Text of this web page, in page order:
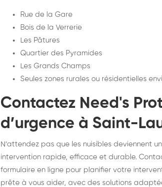
Rue de la Gare
Bois de la Verrerie
Les Pâtures
Quartier des Pyramides
Les Grands Champs
Seules zones rurales ou résidentielles
Contactez Need's
d’urgence à Saint-
N’attendez pas que les nuisibles deviennent
intervention rapide, efficace et durable.
formulaire en ligne pour planifier votre
prête à vous aider, avec des solutions